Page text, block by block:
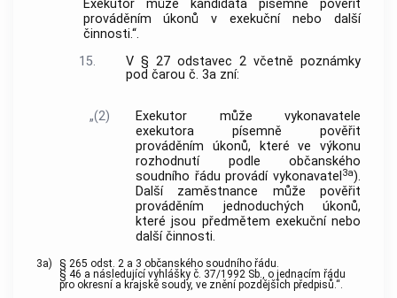
Exekutor může kandidáta písemně pověřit
prováděním úkonů v exekuční nebo další
činnosti.“.
15.
V § 27 odstavec 2 včetně poznámky
pod čarou č. 3a zní:
„(2)
Exekutor může vykonavatele
exekutora písemně pověřit
prováděním úkonů, které ve výkonu
rozhodnutí podle občanského
soudního řádu provádí vykonavatel3a).
Další zaměstnance může pověřit
prováděním jednoduchých úkonů,
které jsou předmětem exekuční nebo
další činnosti.
3a)
§ 265 odst. 2 a 3 občanského soudního řádu.
§ 46 a následující vyhlášky č. 37/1992 Sb., o jednacím řádu
pro okresní a krajské soudy, ve znění pozdějších předpisů.“.